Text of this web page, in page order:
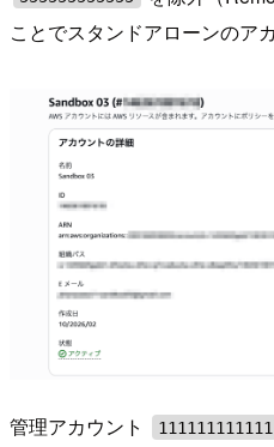
ことでスタンドアローンのア
管理アカウント 111111111111